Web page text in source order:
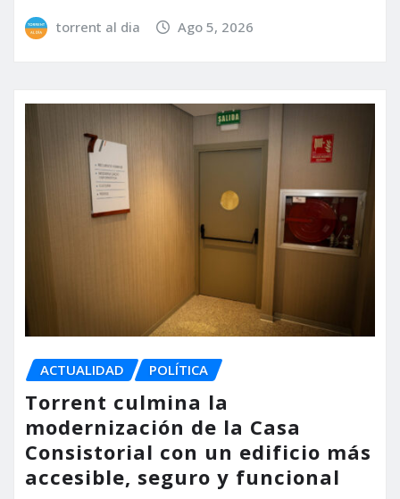
torrent al dia Ago 5, 2026
ACTUALIDAD POLÍTICA
Torrent culmina la
modernización de la Casa
Consistorial con un edificio más
accesible, seguro y funcional